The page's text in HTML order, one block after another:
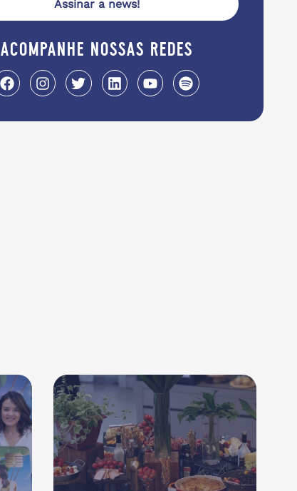
Assinar a news!
acompanhe nossas redes